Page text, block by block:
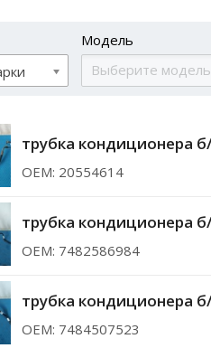
Модель
трубка кондиционера
ОЕМ: 20554614
трубка кондиционера
ОЕМ: 7482586984
трубка кондиционера
ОЕМ: 7484507523